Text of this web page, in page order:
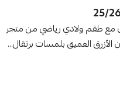
مع طقم ولادي رياضي من متجر
العميق بلمسات برتقال...